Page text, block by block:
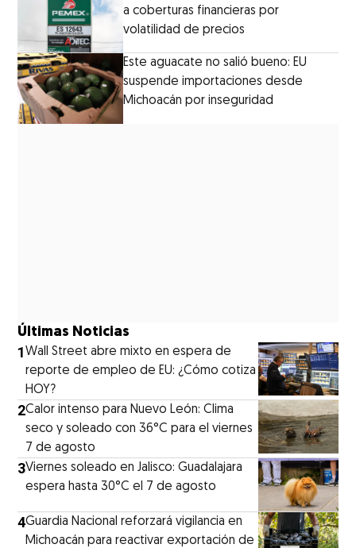
a coberturas financieras por
volatilidad de precios
Este aguacate no salió bueno: EU
suspende importaciones desde
Michoacán por inseguridad
Últimas Noticias
1Wall Street abre mixto en espera de
reporte de empleo de EU: ¿Cómo cotiza
HOY?
2Calor intenso para Nuevo León: Clima
seco y soleado con 36°C para el viernes
7 de agosto
3Viernes soleado en Jalisco: Guadalajara
espera hasta 30°C el 7 de agosto
4Guardia Nacional reforzará vigilancia en
Michoacán para reactivar exportación de